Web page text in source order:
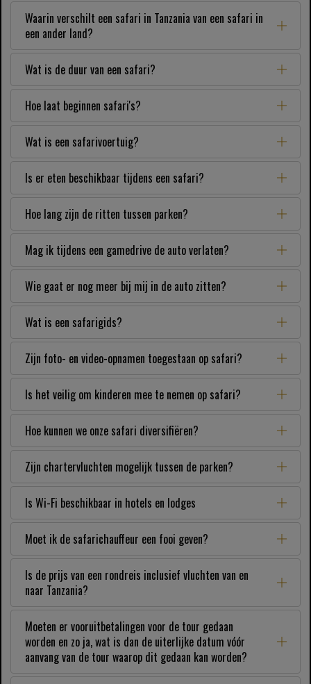
Waarin verschilt een safari in Tanzania van een safari in
een ander land?
Wat is de duur van een safari?
Hoe laat beginnen safari's?
Wat is een safarivoertuig?
Is er eten beschikbaar tijdens een safari?
Hoe lang zijn de ritten tussen parken?
Mag ik tijdens een gamedrive de auto verlaten?
Wie gaat er nog meer bij mij in de auto zitten?
Wat is een safarigids?
Zijn foto- en video-opnamen toegestaan ​​op safari?
Is het veilig om kinderen mee te nemen op safari?
Hoe kunnen we onze safari diversifiëren?
Zijn chartervluchten mogelijk tussen de parken?
Is Wi-Fi beschikbaar in hotels en lodges
Moet ik de safarichauffeur een fooi geven?
Is de prijs van een rondreis inclusief vluchten van en
naar Tanzania?
Moeten er vooruitbetalingen voor de tour gedaan
worden en zo ja, wat is dan de uiterlijke datum vóór
aanvang van de tour waarop dit gedaan kan worden?